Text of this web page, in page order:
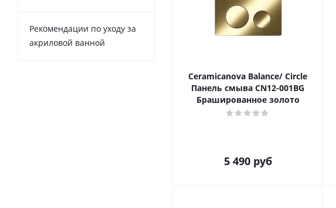
Ceramicanova Balance/ Circle
Панель смыва CN12-001BG
Брашированное золото
5 490руб
Рекомендации по уходу за
акриловой ванной